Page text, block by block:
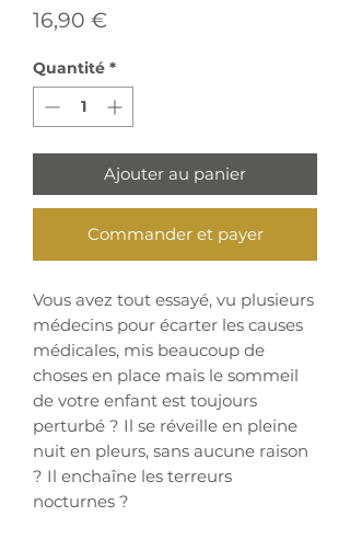
16,90 €Prix
Quantité *
Ajouter au panier
Commander et payer
Vous avez tout essayé, vu plusieurs
médecins pour écarter les causes
médicales, mis beaucoup de
choses en place mais le sommeil
de votre enfant est toujours
perturbé ? Il se réveille en pleine
nuit en pleurs, sans aucune raison
? Il enchaîne les terreurs
nocturnes ?